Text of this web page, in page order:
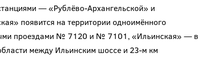
— «Рублёво-Архангельской» и
появится на территории одноимённого
проездами № 7120 и № 7101, «Ильинская» — в
между Ильинским шоссе и 23-м км